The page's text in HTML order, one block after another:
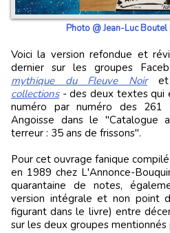
Photo @ Jean-Luc
Voici la version refondue et révisée - partagée en février
dernier sur les groupes
mythique du Fleuve Noir
collections- des deux textes qui
numéro par numéro des 261
Angoisse dans le "Catalogue
terreur : 35 ans de frissons".
Pour cet ouvrage fanique
en 1989 chez L'Annonce-
quarantaine de notes,
version intégrale et non point
figurant dans le livre) entre
sur les deux groupes mentionnés